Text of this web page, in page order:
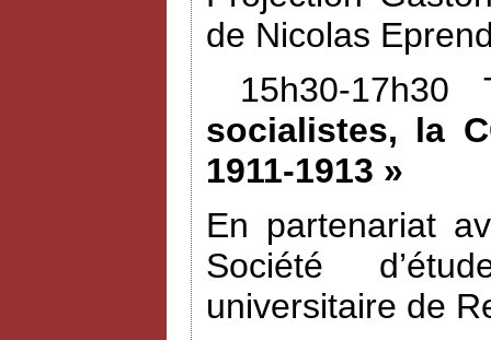
de Nicolas
15h30-
socialistes, la
1911-1913 »
En partenariat
Société
universitaire de